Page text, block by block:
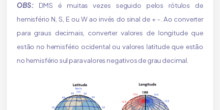
OBS:
DMS é muitas vezes seguido pelos rótulos de
hemisfério N, S, E ou W ao invés do sinal de + -. Ao converter
para graus decimais, converter valores de longitude que
estão no hemisfério ocidental ou valores latitude que estão
no hemisfério sul para valores negativos de grau decimal.